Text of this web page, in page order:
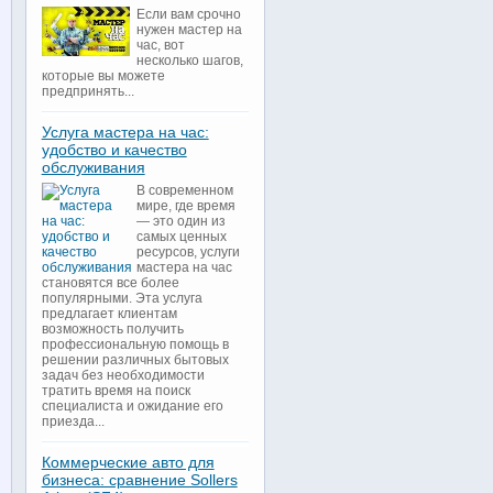
Если вам срочно
нужен мастер на
час, вот
несколько шагов,
которые вы можете
предпринять...
Услуга мастера на час:
удобство и качество
обслуживания
В современном
мире, где время
— это один из
самых ценных
ресурсов, услуги
мастера на час
становятся все более
популярными. Эта услуга
предлагает клиентам
возможность получить
профессиональную помощь в
решении различных бытовых
задач без необходимости
тратить время на поиск
специалиста и ожидание его
приезда...
Коммерческие авто для
бизнеса: сравнение Sollers